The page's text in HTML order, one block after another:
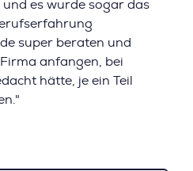
es wurde sogar das
super beraten und
anfangen, bei
hätte, je ein Teil